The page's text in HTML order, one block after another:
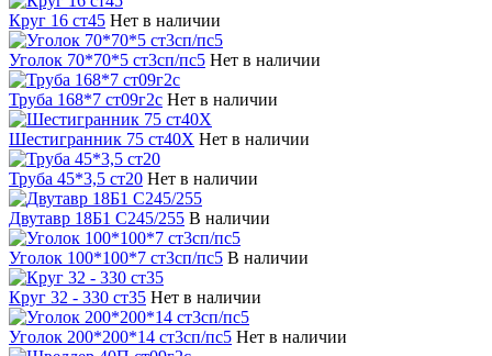
Круг 16 ст45 Нет в наличии
Уголок 70*70*5 cт3сп/пс5 Нет в наличии
Труба 168*7 ст09г2с Нет в наличии
Шестигранник 75 ст40Х Нет в наличии
Труба 45*3,5 ст20 Нет в наличии
Двутавр 18Б1 С245/255 В наличии
Уголок 100*100*7 ст3сп/пс5 В наличии
Круг 32 - 330 ст35 Нет в наличии
Уголок 200*200*14 ст3сп/пс5 Нет в наличии